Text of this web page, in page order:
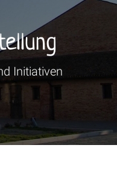
Initiativen